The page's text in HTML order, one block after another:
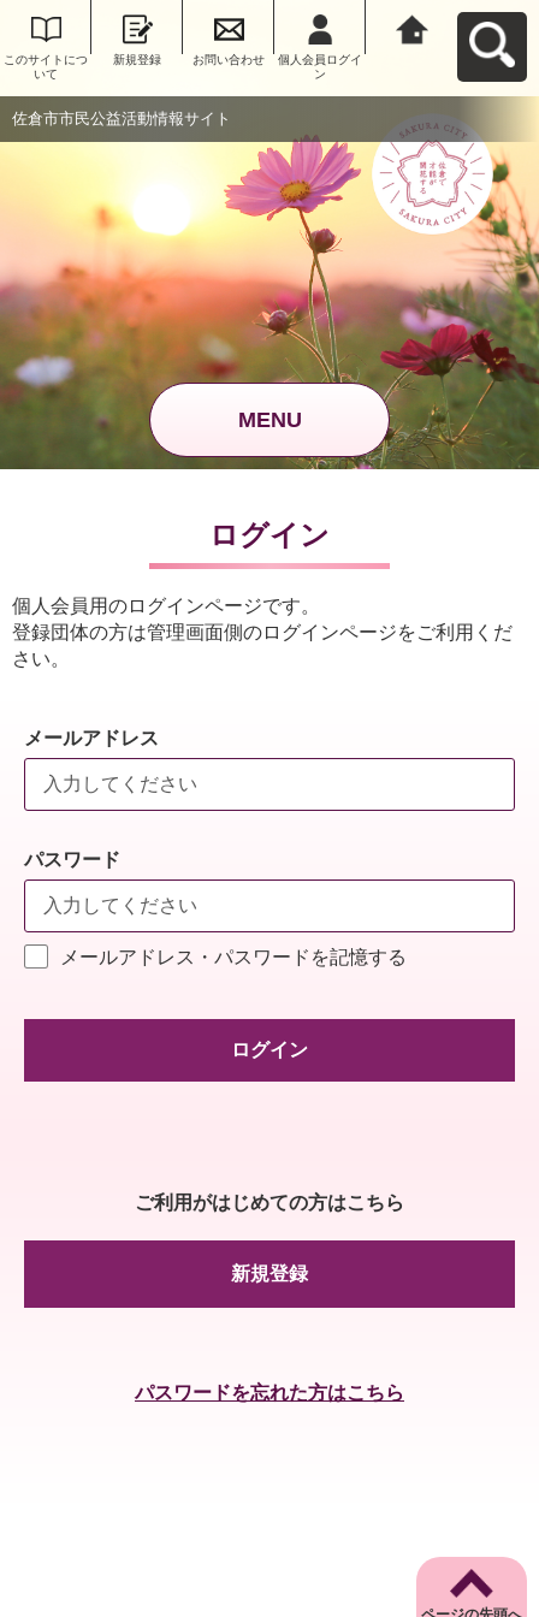
このサイトにつ
いて
新規登録 お問い合わせ
個人会員ログイ
ン
佐倉市市民公益活動情報サイト
MENU
ログイン
個人会員用のログインページです。
登録団体の方は管理画面側のログインページをご利用くだ
さい。
メールアドレス
パスワード
メールアドレス・パスワードを記憶する
ログイン
ご利用がはじめての方はこちら
新規登録
パスワードを忘れた方はこちら